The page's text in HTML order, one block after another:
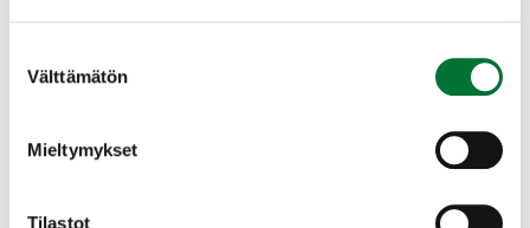
valinta
Välttämätön
Mieltymykset
Tilastot
Harjavallan riistanhoitoyhdistys